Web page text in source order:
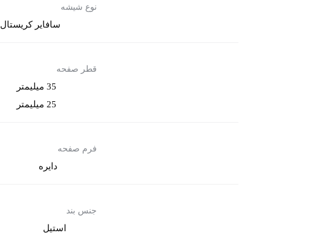
نوع شیشه
سافایر کریستال
قطر صفحه
25 میلیمتر
فرم صفحه
دایره
جنس بند
استیل